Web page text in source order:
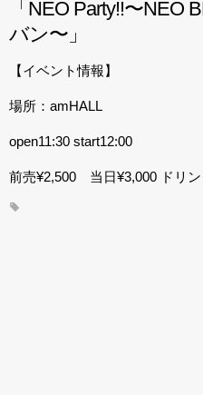
「NEO Party!!〜NEO
バン〜」
【イベント情報】
場所：amHALL
open11:30 start12:00
前売¥2,500 当日¥3,000 ドリン